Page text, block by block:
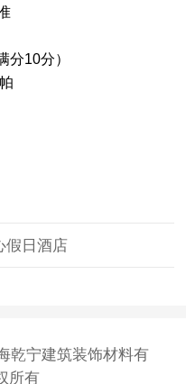
分10分）
假日酒店
乾宁建筑装饰材料有
所有